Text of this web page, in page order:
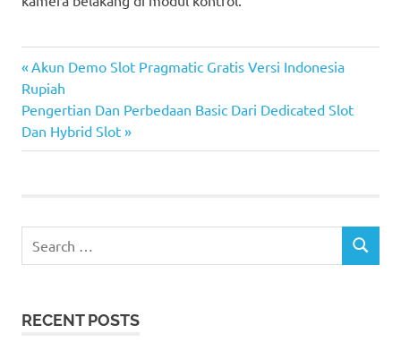
kamera
mobil
paling
Post
navigation
Previous
Post:
Akun Demo Slot Pragmatic Gratis Versi Indonesia
Rupiah
Next
Post:
Pengertian Dan Perbedaan Basic Dari Dedicated Slot
Dan Hybrid Slot
for:
SEARCH
RECENT POSTS